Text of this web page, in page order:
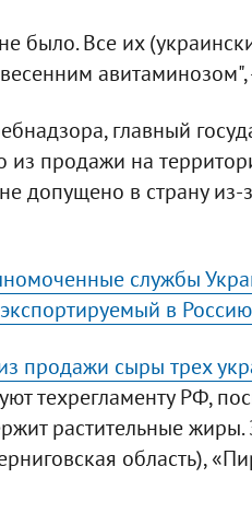
было. Все их
главный
продажи на
допущено в страну из-
службы
в
продажи сыры трех
техрегламенту РФ,
растительные жиры.
область),